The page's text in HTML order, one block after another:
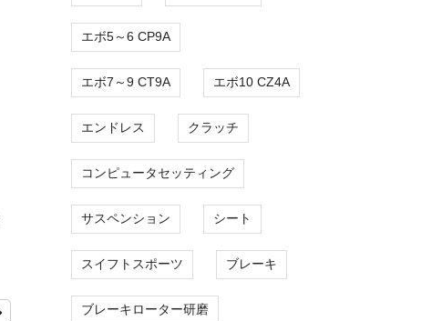
エボ5～6 CP9A
エボ7～9 CT9A エボ10 CZ4A
エンドレス クラッチ
コンピュータセッティング
サスペンション シート
スイフトスポーツ ブレーキ
ブレーキローター研磨